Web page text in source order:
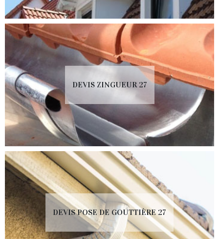
DEVIS ZINGUEUR 27
DEVIS POSE DE GOUTTIÈRE 27